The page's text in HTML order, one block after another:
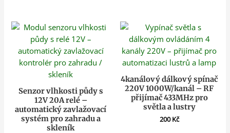
Senzor vlhkosti půdy s
12V 20A relé –
automatický zavlažovací
systém pro zahradu a
skleník
4kanálový dálkový spínač
220V 1000W/kanál – RF
přijímač 433MHz pro
světla a lustry
200Kč